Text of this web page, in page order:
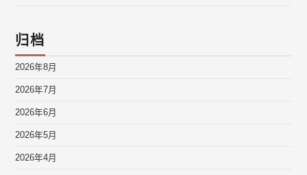
归档
2026年8月
2026年7月
2026年6月
2026年5月
2026年4月